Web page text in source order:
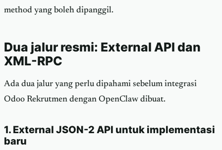
method yang boleh dipanggil.
Dua jalur resmi: External API dan
XML-RPC
Ada dua jalur yang perlu dipahami sebelum integrasi
Odoo Rekrutmen dengan OpenClaw dibuat.
1. External JSON-2 API untuk implementasi
baru